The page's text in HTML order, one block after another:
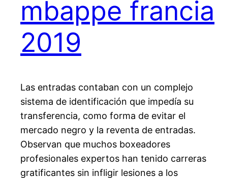
mbappe francia
2019
Las entradas contaban con un complejo
sistema de identificación que impedía su
transferencia, como forma de evitar el
mercado negro y la reventa de entradas.
Observan que muchos boxeadores
profesionales expertos han tenido carreras
gratificantes sin infligir lesiones a los